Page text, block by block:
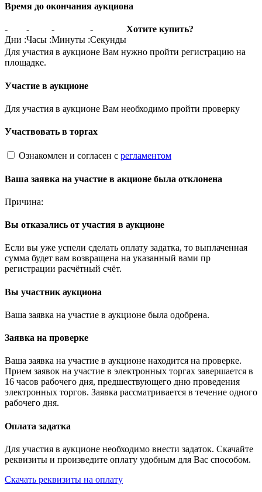
Время до окончания аукциона
-
Дни :
-
Часы :
-
Минуты :
-
Секунды
Хотите купить?
Для участия в аукционе Вам нужно пройти регистрацию на
площадке.
Участие в аукционе
Для участия в аукционе Вам необходимо пройти проверку
Участвовать в торгах
Ознакомлен и согласен с регламентом
Ваша заявка на участие в акционе была отклонена
Причина:
Вы отказались от участия в аукционе
Если вы уже успели сделать оплату задатка, то выплаченная
сумма будет вам возвращена на указанный вами пр
регистрации расчётный счёт.
Вы участник аукциона
Ваша заявка на участие в аукционе была одобрена.
Заявка на проверке
Ваша заявка на участие в аукционе находится на проверке.
Прием заявок на участие в электронных торгах завершается в
16 часов рабочего дня, предшествующего дню проведения
электронных торгов. Заявка рассматривается в течение одного
рабочего дня.
Оплата задатка
Для участия в аукционе необходимо внести задаток. Скачайте
реквизиты и произведите оплату удобным для Вас способом.
Скачать реквизиты на оплату